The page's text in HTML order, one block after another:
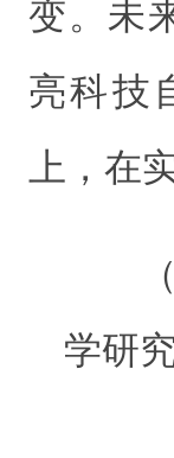
变。未
亮科技
上，在
学研